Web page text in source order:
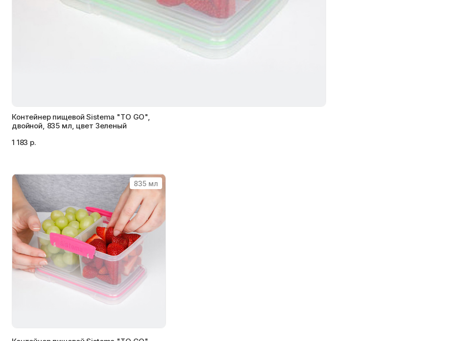
Контейнер пищевой Sistema "TO GO",
двойной, 835 мл, цвет Зеленый
1 183 р.
835 мл